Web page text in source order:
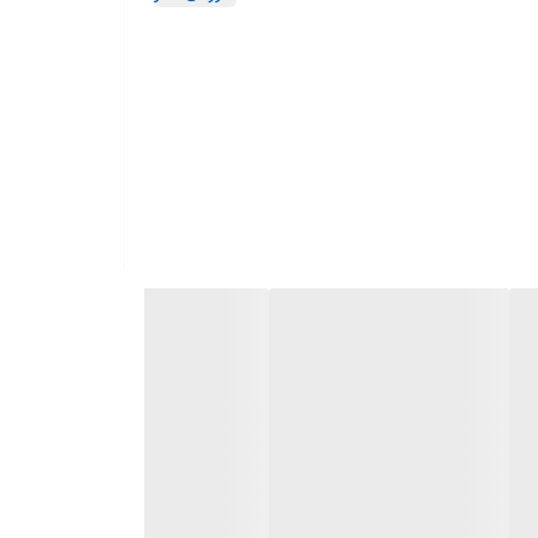
را به وجود آورد.همچنین شکل چاقو مانند تیغه این